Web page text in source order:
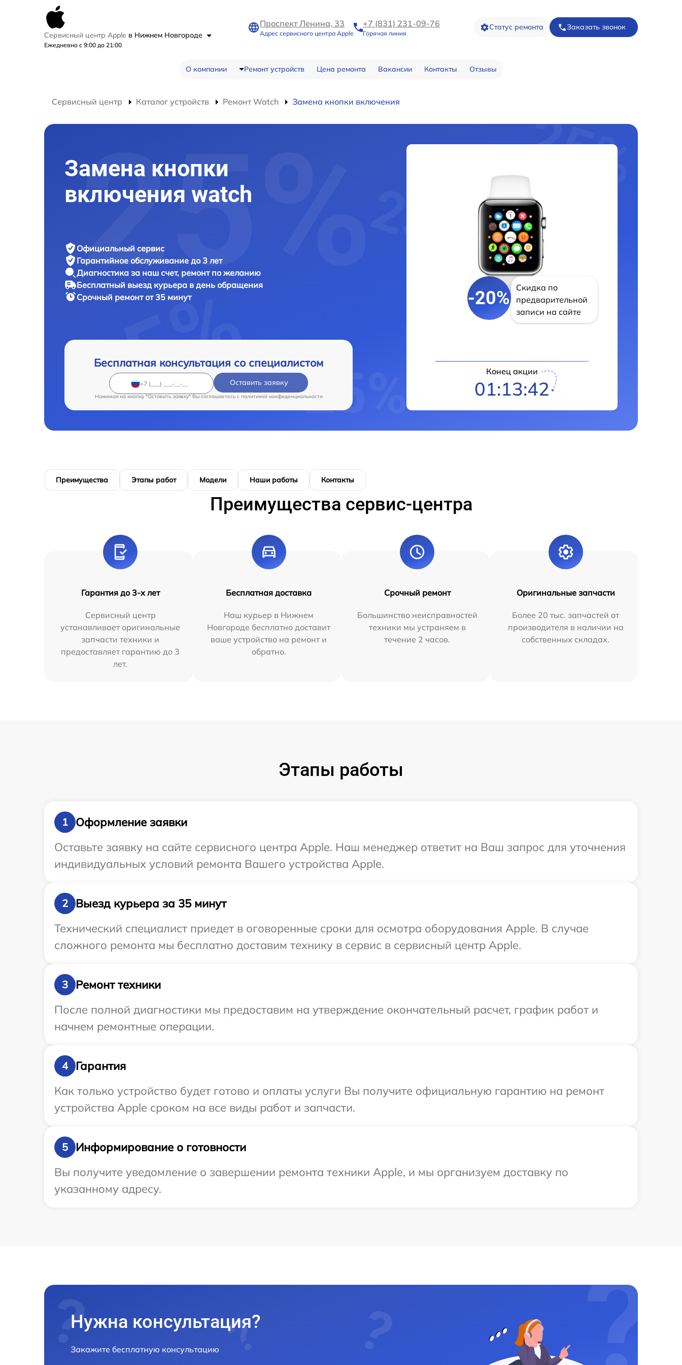
Сервисный центр Apple в Нижнем Новгороде
Ежедневно с 9:00 до 21:00
Проспект Ленина, 33
Адрес сервисного центра Apple
+7 (831) 231-09-76
Горячая линия
Статус ремонта Заказать звонок
О компании Ремонт устройств Цена ремонта Вакансии Контакты Отзывы
Сервисный центр Каталог устройств Ремонт Watch Замена кнопки включения
Замена кнопки
включения watch
Официальный сервис
Гарантийное обслуживание до 3 лет
Диагностика за наш счет, ремонт по желанию
Бесплатный выезд курьера в день обращения
Срочный ремонтот 35 минут
Бесплатная консультация со специалистом
Оставить заявку
Нажимая на кнопку "Оставить заявку" Вы соглашаетесь c политикой конфиденциальности
-20%
Скидка по
предварительной
записи на сайте
Конец акции
01:13:41
Преимущества Этапы работ Модели Наши работы Контакты
Преимущества сервис-центра
Гарантия до 3-х лет
Сервисный центр
устанавливает оригинальные
запчасти техники и
предоставляет гарантию до 3
лет.
Бесплатная доставка
Наш курьер в Нижнем
Новгороде бесплатно доставит
ваше устройство на ремонт и
обратно.
Срочный ремонт
Большинство неисправностей
техники мы устраняем в
течение 2 часов.
Оригинальные запчасти
Более 20 тыс. запчастей от
производителя в наличии на
собственных складах.
Этапы работы
1
Оформление заявки
Оставьте заявку на сайте сервисного центра Apple. Наш менеджер ответит на Ваш запрос для уточнения
индивидуальных условий ремонта Вашего устройства Apple.
2
Выезд курьера за 35 минут
Технический специалист приедет в оговоренные сроки для осмотра оборудования Apple. В случае
сложного ремонта мы бесплатно доставим технику в сервис в сервисный центр Apple.
3
Ремонт техники
После полной диагностики мы предоставим на утверждение окончательный расчет, график работ и
начнем ремонтные операции.
4
Гарантия
Как только устройство будет готово и оплаты услуги Вы получите официальную гарантию на ремонт
устройства Apple сроком на все виды работ и запчасти.
5
Информирование о готовности
Вы получите уведомление о завершении ремонта техники Apple, и мы организуем доставку по
указанному адресу.
Нужна консультация?
Закажите бесплатную консультацию